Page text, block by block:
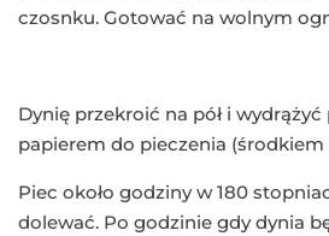
czosnku. Gotować na wolnym
Dynię przekroić na pół i
papierem do pieczenia (środkiem
Piec około godziny w 180
dolewać. Po godzinie gdy dynia